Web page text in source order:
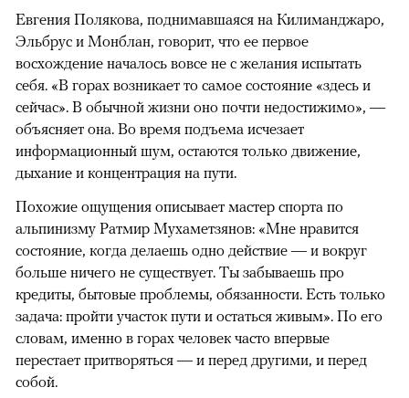
Евгения Полякова, поднимавшаяся на Килиманджаро,
Эльбрус и Монблан, говорит, что ее первое
восхождение началось вовсе не с желания испытать
себя. «В горах возникает то самое состояние «здесь и
сейчас». В обычной жизни оно почти недостижимо», —
объясняет она. Во время подъема исчезает
информационный шум, остаются только движение,
дыхание и концентрация на пути.
Похожие ощущения описывает мастер спорта по
альпинизму Ратмир Мухаметзянов: «Мне нравится
состояние, когда делаешь одно действие — и вокруг
больше ничего не существует. Ты забываешь про
кредиты, бытовые проблемы, обязанности. Есть только
задача: пройти участок пути и остаться живым». По его
словам, именно в горах человек часто впервые
перестает притворяться — и перед другими, и перед
собой.